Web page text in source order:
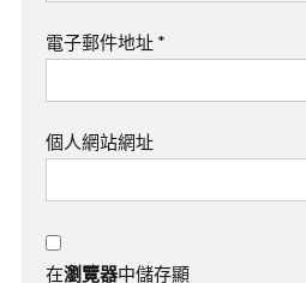
電子郵件地址 *
個人網站網址
在瀏覽器中儲存顯